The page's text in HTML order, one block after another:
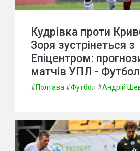
Кудрівка проти
Зоря зустрінеться з
Епіцентром:
матчів УПЛ -
#Полтава #Футбол #Андрій